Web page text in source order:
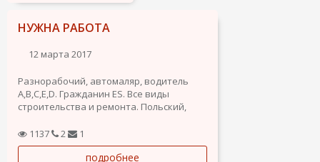
НУЖНА РАБОТА
12 марта 2017
Разнорабочий, автомаляр, водитель
A,B,C,E,D. Гражданин ES. Все виды
строительства и ремонта. Польский,
1137
2 1
подробнее